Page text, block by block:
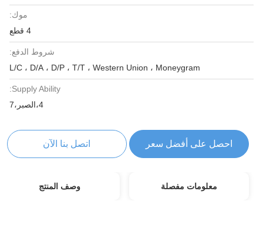
موك:
4 قطع
شروط الدفع:
L/C ، D/A ، D/P ، T/T ، Western Union ، Moneygram
Supply Ability:
4،الصبر،7
احصل على أفضل سعر اتصل بنا الآن
معلومات مفصلة وصف المنتج